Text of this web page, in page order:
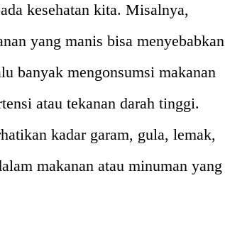
kesehatan kita. Misalnya,
yang manis bisa menyebabkan
banyak mengonsumsi makanan
atau tekanan darah tinggi.
kadar garam, gula, lemak,
makanan atau minuman yang